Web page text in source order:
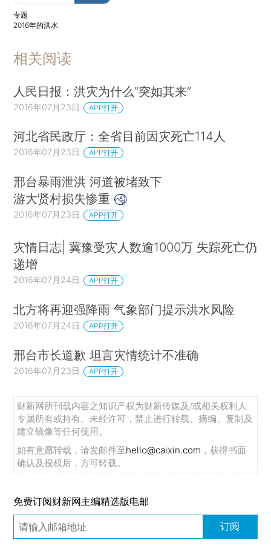
专题
2016年的洪水
相关阅读
人民日报：洪灾为什么“突如其来”
2016年07月23日 APP打开
河北省民政厅：全省目前因灾死亡114人
2016年07月23日 APP打开
邢台暴雨泄洪 河道被堵致下
游大贤村损失惨重
2016年07月23日 APP打开
灾情日志| 冀豫受灾人数逾1000万 失踪死亡仍
递增
2016年07月24日 APP打开
北方将再迎强降雨 气象部门提示洪水风险
2016年07月24日 APP打开
邢台市长道歉 坦言灾情统计不准确
2016年07月23日 APP打开
财新网所刊载内容之知识产权为财新传媒及/或相关权利人
专属所有或持有。未经许可，禁止进行转载、摘编、复制及
建立镜像等任何使用。
如有意愿转载，请发邮件至hello@caixin.com ，获得书面
确认及授权后，方可转载。
免费订阅财新网主编精选版电邮
订阅